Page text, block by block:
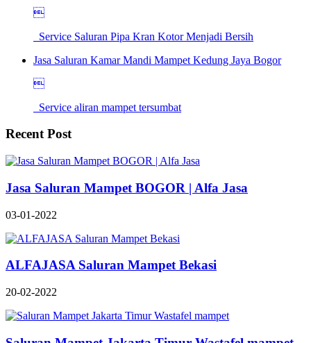

Service Saluran Pipa Kran Kotor Menjadi Bersih
Jasa Saluran Kamar Mandi Mampet Kedung Jaya Bogor

Service aliran mampet tersumbat
Recent Post
Jasa Saluran Mampet BOGOR | Alfa Jasa
03-01-2022
ALFAJASA Saluran Mampet Bekasi
20-02-2022